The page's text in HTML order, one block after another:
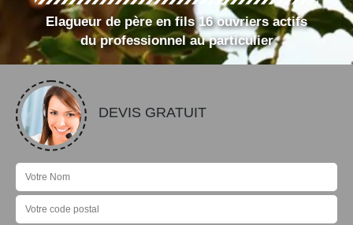
Elagueur de père en fils 16 ouvriers actifs
du professionnel au particulier
DEVIS GRATUIT